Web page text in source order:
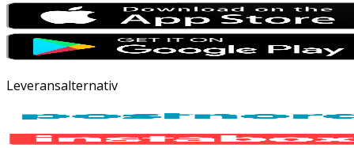
Leveransalternativ